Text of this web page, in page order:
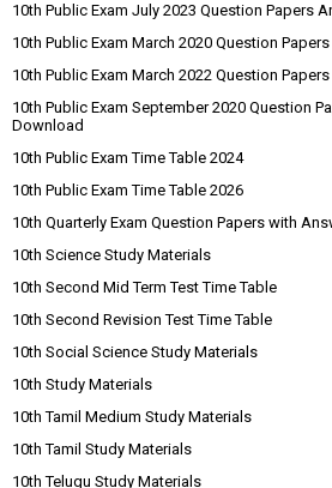
10th Public Exam July 2023 Question Papers
10th Public Exam March 2020 Question
10th Public Exam March 2022 Question
10th Public Exam September 2020 Question
Download
10th Public Exam Time Table 2024
10th Public Exam Time Table 2026
10th Quarterly Exam Question Papers with
10th Science Study Materials
10th Second Mid Term Test Time Table
10th Second Revision Test Time Table
10th Social Science Study Materials
10th Study Materials
10th Tamil Medium Study Materials
10th Tamil Study Materials
10th Telugu Study Materials